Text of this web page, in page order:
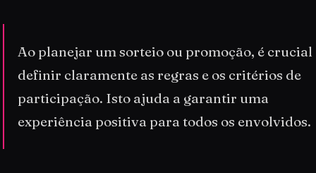
Ao planejar um sorteio ou promoção, é crucial
definir claramente as regras e os critérios de
participação. Isto ajuda a garantir uma
experiência positiva para todos os envolvidos.